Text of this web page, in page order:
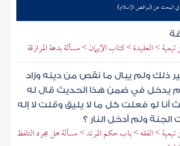
في البحث عن (نواقض الإسلام)
> العقيدة > كتاب الإيمان > مسألة بدعة المرازقة
ذلك ولم يبال ما نقص من دينه وزاد
يدخل في ضمن هذا الحديث قال له
أنا لو فعلت كل ما لا يليق وقلت لا إله
الجنة ولم أدخل النار ؟
تيمية > الفقه > باب حكم المرتد > مسألة هل مجرد التلفظ